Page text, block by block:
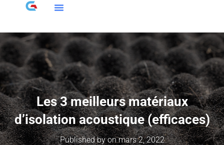
Les 3 meilleurs matériaux
d’isolation acoustique (efficaces)
Published byonmars 2, 2022